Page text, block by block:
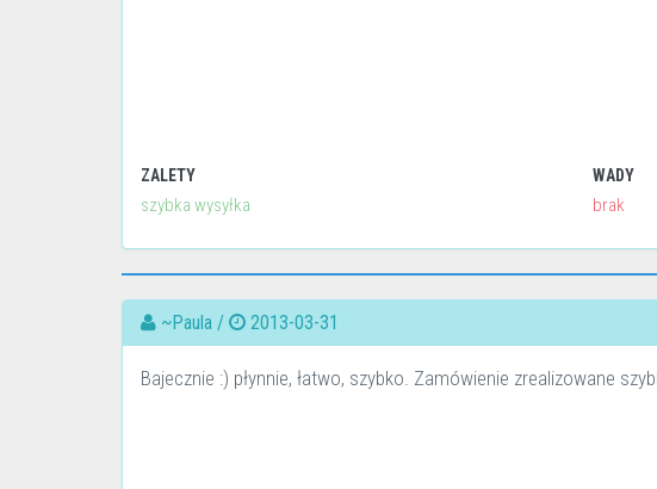
ZALETY
szybka wysyłka
WADY
brak
~Paula / 2013-03-31
Bajecznie :) płynnie, łatwo, szybko. Zamówienie zrealizowane